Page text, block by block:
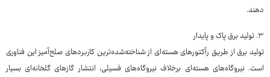
دهند.
۳. تولید برق پاک و پایدار
تولید برق از طریق رآکتورهای هسته‌ای از شناخته‌شده‌ترین کاربردهای صلح‌آمیز این فناوری
است. نیروگاه‌های هسته‌ای برخلاف نیروگاه‌های فسیلی، انتشار گازهای گلخانه‌ای بسیار